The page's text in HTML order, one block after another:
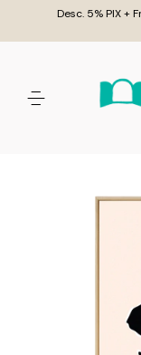
Desc. 5% PIX +